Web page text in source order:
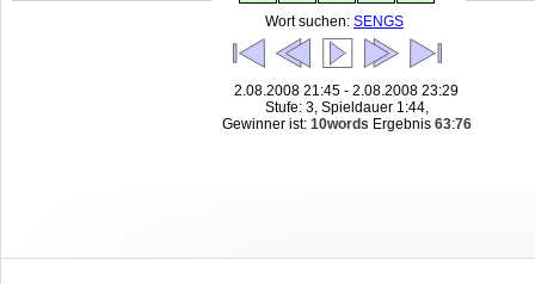
Wort suchen: SENGS
2.08.2008 21:45 - 2.08.2008 23:29
Stufe: 3, Spieldauer 1:44,
Gewinner ist: 10words Ergebnis 63:76